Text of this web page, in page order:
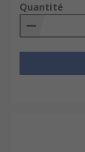
Quantité